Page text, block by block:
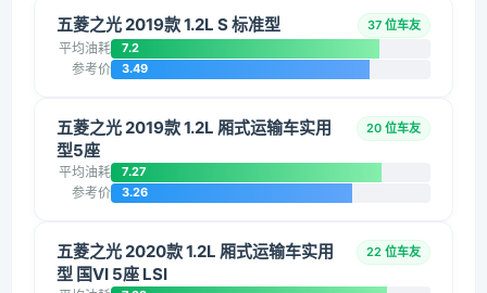
五菱之光 2019款 1.2L S 标准型 37 位车友
平均油耗 7.2
参考价 3.49
五菱之光 2019款 1.2L 厢式运输车实用
型5座
20 位车友
平均油耗 7.27
参考价 3.26
五菱之光 2020款 1.2L 厢式运输车实用
型 国VI 5座 LSI
22 位车友